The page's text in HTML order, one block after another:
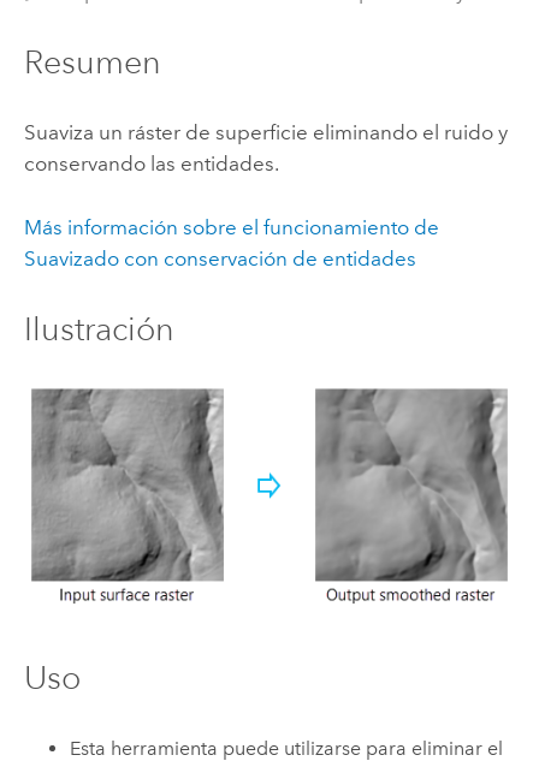
Resumen
Suaviza un ráster de superficie eliminando el ruido y
conservando las entidades.
Más información sobre el funcionamiento de
Suavizado con conservación de entidades
Ilustración
Uso
Esta herramienta puede utilizarse para eliminar el